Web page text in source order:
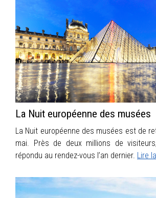
La Nuit européenne des musées
La Nuit européenne des musées est de
mai. Près de deux millions de
répondu au rendez-vous l’an dernier. Lire